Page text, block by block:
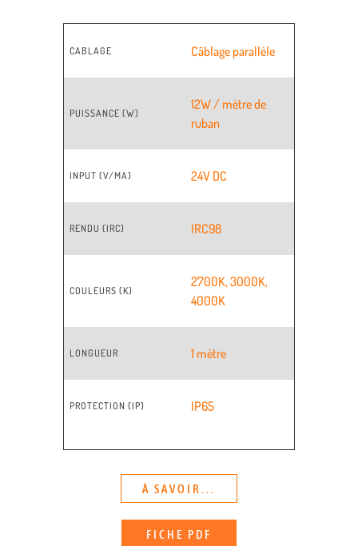
CABLAGE Câblage parallèle
PUISSANCE (W)
12W / mètre de
ruban
INPUT (V/MA) 24V DC
RENDU (IRC) IRC98
COULEURS (K)
2700K,3000K,
4000K
LONGUEUR 1 mètre
PROTECTION (IP) IP65
À SAVOIR...
FICHE PDF